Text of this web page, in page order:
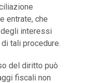
entrate, che
interessi
tali procedure.
del diritto può
fiscali non